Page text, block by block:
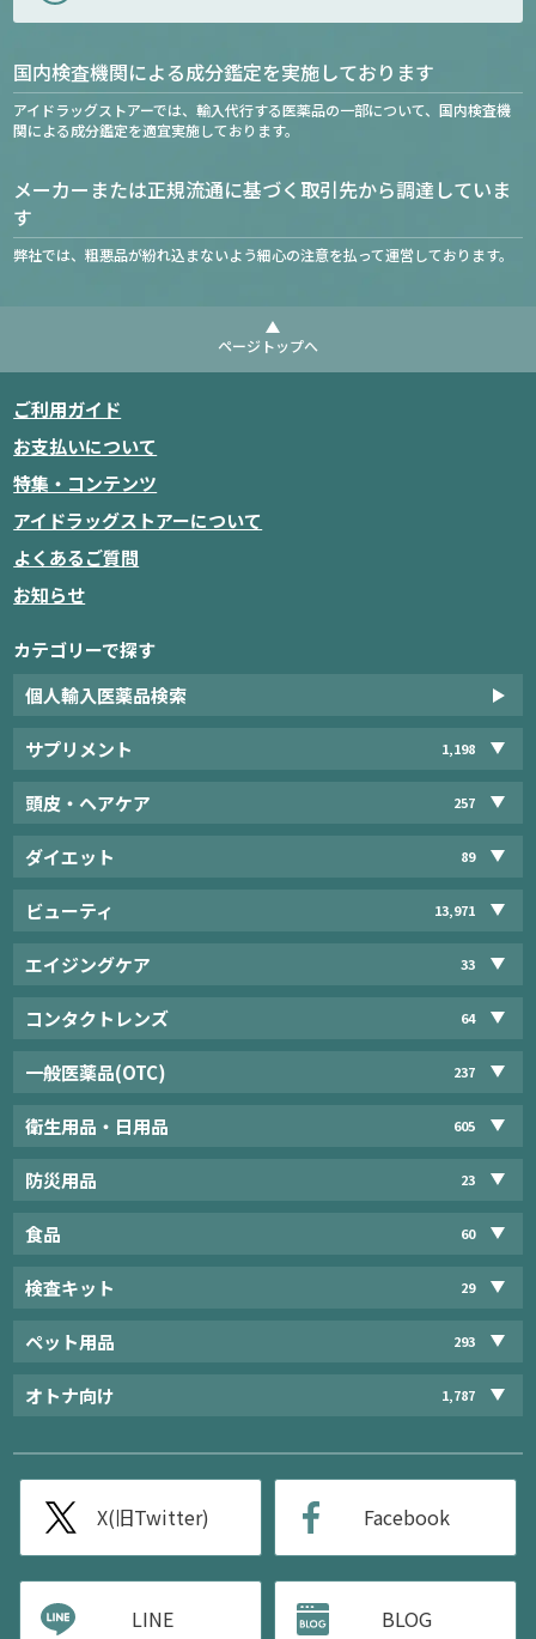
国内検査機関による成分鑑定を実施しております
アイドラッグストアーでは、輸入代行する医薬品の一部について、国内検査機
関による成分鑑定を適宜実施しております。
メーカーまたは正規流通に基づく取引先から調達していま
す
弊社では、粗悪品が紛れ込まないよう細心の注意を払って運営しております。
ページトップへ
ご利用ガイド
お支払いについて
特集・コンテンツ
アイドラッグストアーについて
よくあるご質問
お知らせ
カテゴリーで探す
個人輸入医薬品検索
サプリメント 1,198
頭皮・ヘアケア 257
ダイエット 89
ビューティ 13,971
エイジングケア 33
コンタクトレンズ 64
一般医薬品(OTC) 237
衛生用品・日用品 605
防災用品 23
食品 60
検査キット 29
ペット用品 293
オトナ向け 1,787
X(旧Twitter) Facebook
LINE BLOG